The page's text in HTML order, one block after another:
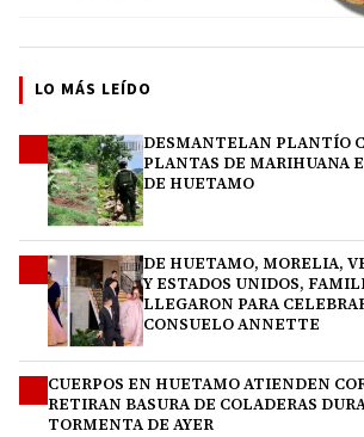
LO MÁS LEÍDO
DESMANTELAN PLANTÍO
PLANTAS DE MARIHUANA
DE HUETAMO
DE HUETAMO, MORELIA,
Y ESTADOS UNIDOS,
LLEGARON PARA
CONSUELO ANNETTE
CUERPOS EN HUETAMO ATIENDEN
RETIRAN BASURA DE COLADERAS
TORMENTA DE AYER